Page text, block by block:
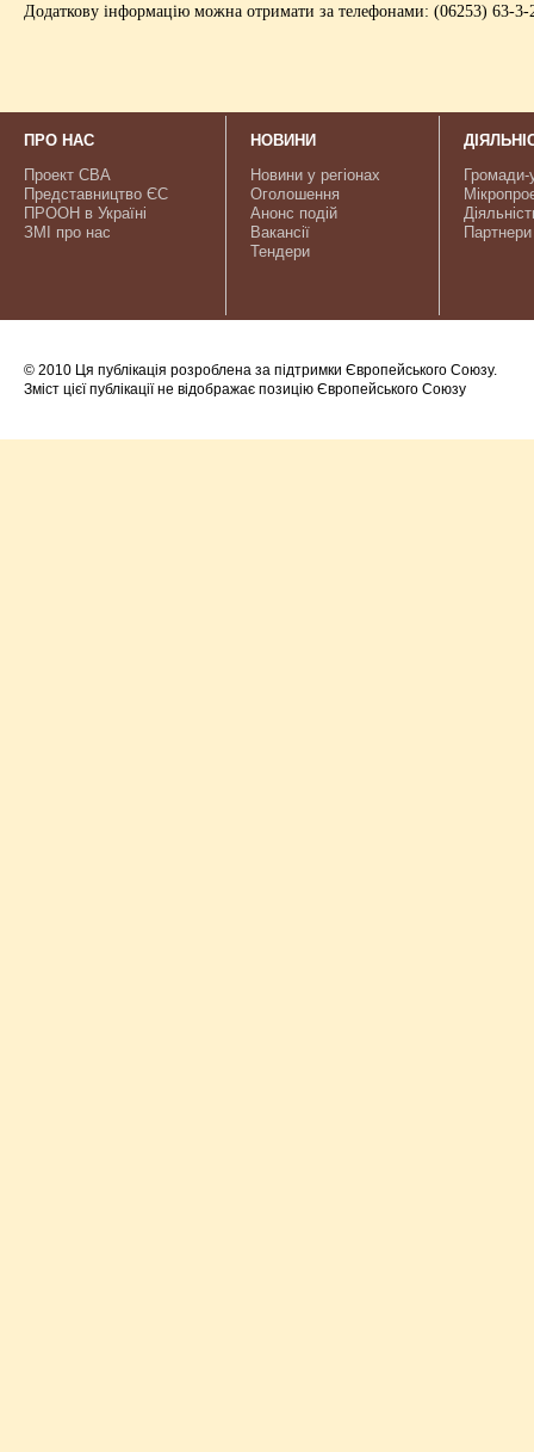
Додаткову інформацію можна отримати за телефонами: (06253) 63-3-
ПРО НАС
Проект CBA
Представництво ЄС
ПРООН в Україні
ЗМІ про нас
НОВИНИ
Новини у регіонах
Оголошення
Анонс подій
Вакансії
Тендери
Громади-
Партнери
© 2010 Ця публікація розроблена за підтримки Європейського Союзу.
Зміст цієї публікації не відображає позицію Європейського Союзу